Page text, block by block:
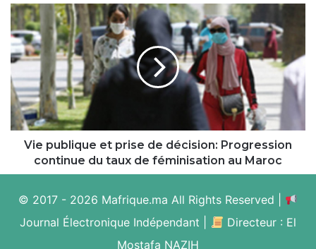
Vie
publique
et
prise
décision:
Progression
continue
du
taux
féminisation
Maroc
Vie publique et prise de décision: Progression
continue du taux de féminisation au Maroc
© 2017 - 2026 Mafrique.ma All Rights Reserved |
Journal Électronique Indépendant |
Directeur : El
Mostafa NAZIH